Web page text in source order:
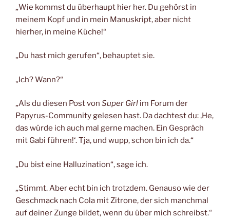
„Wie kommst du überhaupt hier her. Du gehörst in
meinem Kopf und in mein Manuskript, aber nicht
hierher, in meine Küche!“
„Du hast mich gerufen“, behauptet sie.
„Ich? Wann?“
„Als du diesen Post von Super Girl im Forum der
Papyrus-Community gelesen hast. Da dachtest du: ‚He,
das würde ich auch mal gerne machen. Ein Gespräch
mit Gabi führen!‘. Tja, und wupp, schon bin ich da.“
„Du bist eine Halluzination“, sage ich.
„Stimmt. Aber echt bin ich trotzdem. Genauso wie der
Geschmack nach Cola mit Zitrone, der sich manchmal
auf deiner Zunge bildet, wenn du über mich schreibst.“